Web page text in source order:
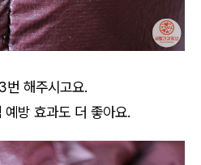
해주시고요.
방 효과도 더 좋아요.